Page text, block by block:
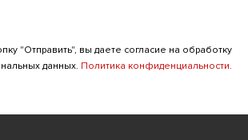
"Отправить", вы даете согласие на обработку
данных. Политика конфиденциальности.